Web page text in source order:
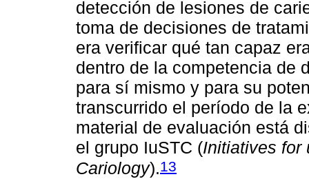
detección de lesiones de
toma de decisiones de
era verificar qué tan capaz
dentro de la competencia de
para sí mismo y para su
transcurrido el período de la
material de evaluación está
el grupo IuSTC (Initiatives for
Cariology).13